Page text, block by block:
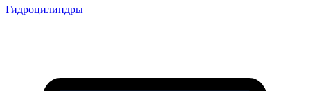
Гидроцилиндры